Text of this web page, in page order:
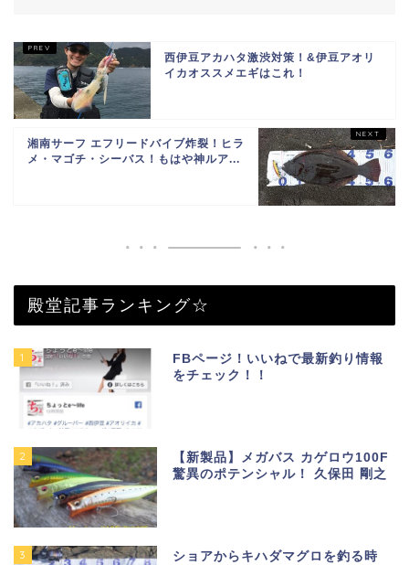
西伊豆アカハタ激渋対策！&伊豆アオリ
イカオススメエギはこれ！
湘南サーフ エフリードバイブ炸裂！ヒラ
メ・マゴチ・シーバス！もはや神ルア...
殿堂記事ランキング☆
1
FBページ！いいねで最新釣り情報
をチェック！！
2
【新製品】メガバス カゲロウ100F
驚異のポテンシャル！ 久保田 剛之
3
ショアからキハダマグロを釣る時